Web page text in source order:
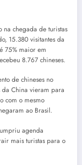
chegada de turistas
15.380 visitantes da
75% maior em
8.767 chineses.
de chineses no
China vieram para
com o mesmo
ao Brasil.
agenda
mais turistas para o